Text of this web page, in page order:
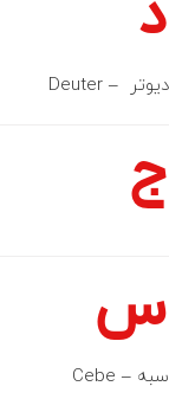
د
دیوتر – Deuter
ج
س
سبه – Cebe